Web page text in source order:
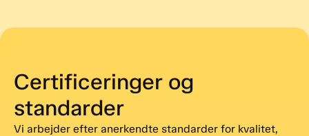
Certificeringer og
standarder
Vi arbejder efter anerkendte standarder for kvalitet,